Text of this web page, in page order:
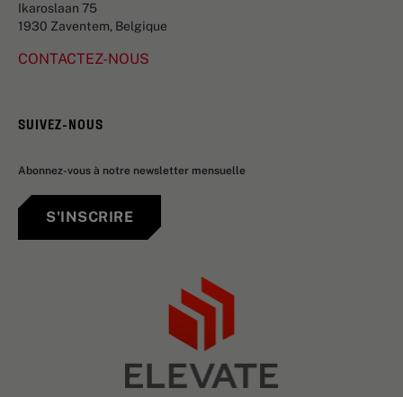
Ikaroslaan 75
1930 Zaventem, Belgique
CONTACTEZ-NOUS
SUIVEZ-NOUS
Abonnez-vous à notre newsletter mensuelle
S'INSCRIRE